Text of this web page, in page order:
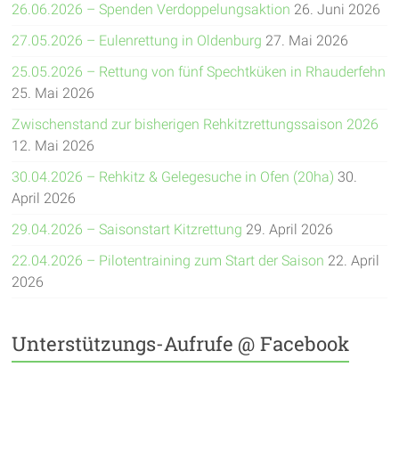
26.06.2026 – Spenden Verdoppelungsaktion 26. Juni 2026
27.05.2026 – Eulenrettung in Oldenburg 27. Mai 2026
25.05.2026 – Rettung von fünf Spechtküken in Rhauderfehn
25. Mai 2026
Zwischenstand zur bisherigen Rehkitzrettungssaison 2026
12. Mai 2026
30.04.2026 – Rehkitz & Gelegesuche in Ofen (20ha) 30.
April 2026
29.04.2026 – Saisonstart Kitzrettung 29. April 2026
22.04.2026 – Pilotentraining zum Start der Saison 22. April
2026
Unterstützungs-Aufrufe @ Facebook